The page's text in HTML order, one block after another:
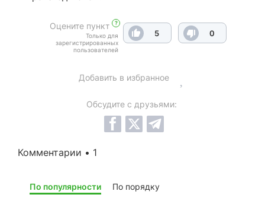
Оцените пункт ?
Только для
зарегистрированных
пользователей
5 0
Добавить в избранное
Обсудите с друзьями:
Комментарии • 1
По популярности По порядку